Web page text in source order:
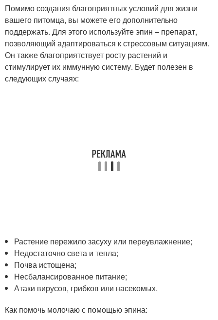
Помимо создания благоприятных условий для жизни
вашего питомца, вы можете его дополнительно
поддержать. Для этого используйте эпин – препарат,
позволяющий адаптироваться к стрессовым ситуациям.
Он также благоприятствует росту растений и
стимулирует их иммунную систему. Будет полезен в
следующих случаях:
Растение пережило засуху или переувлажнение;
Недостаточно света и тепла;
Почва истощена;
Несбалансированное питание;
Атаки вирусов, грибков или насекомых.
Как помочь молочаю с помощью эпина: